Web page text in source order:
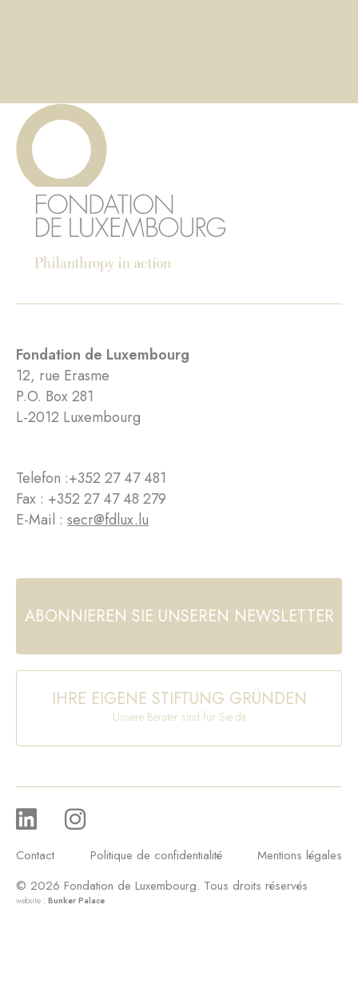
Fondation de Luxembourg
12, rue Erasme
P.O. Box 281
L-2012 Luxembourg
Telefon :+352 27 47 481
Fax : +352 27 47 48 279
E-Mail : secr@fdlux.lu
ABONNIEREN SIE UNSEREN NEWSLETTER
IHRE EIGENE STIFTUNG GRÜNDEN
Unsere Berater sind für Sie da
Contact Politique de confidentialité
Mentions légales
© 2026 Fondation de Luxembourg. Tous droits réservés
website : Bunker Palace